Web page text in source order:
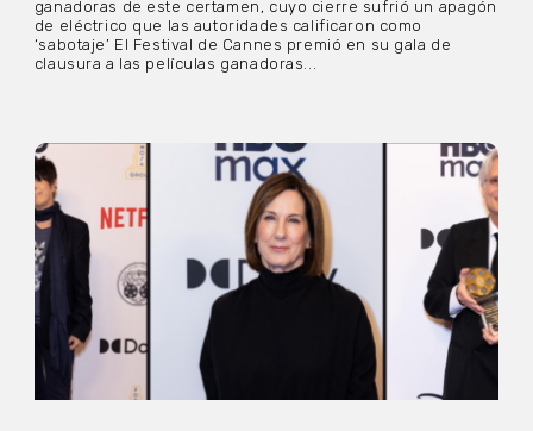
ganadoras de este certamen, cuyo cierre sufrió un apagón
de eléctrico que las autoridades calificaron como
‘sabotaje’ El Festival de Cannes premió en su gala de
clausura a las películas ganadoras...